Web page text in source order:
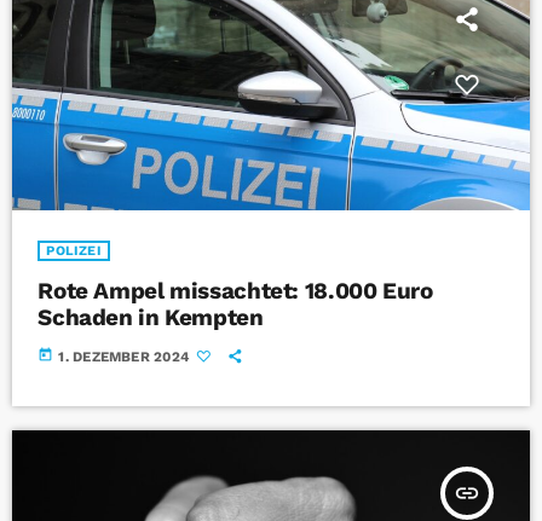
POLIZEI
Rote Ampel missachtet: 18.000 Euro
Schaden in Kempten
today 1. DEZEMBER 2024
insert_link